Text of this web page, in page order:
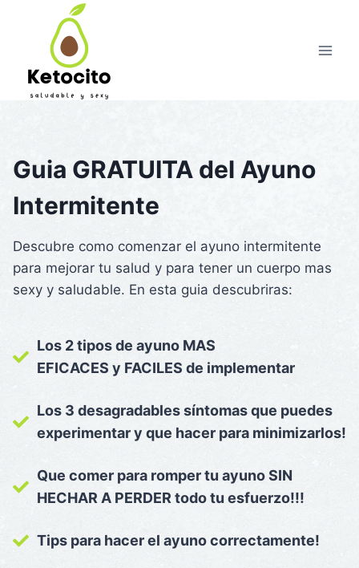
Guia GRATUITA del Ayuno
Intermitente
Descubre como comenzar el ayuno intermitente
para mejorar tu salud y para tener un cuerpo mas
sexy y saludable. En esta guia descubriras:
Los 2 tipos de ayuno MAS
EFICACES y FACILES de implementar
Los 3 desagradables síntomas que puedes
experimentar y que hacer para minimizarlos!
Que comer para romper tu ayuno SIN
HECHAR A PERDER todo tu esfuerzo!!!
Tips para hacer el ayuno correctamente!